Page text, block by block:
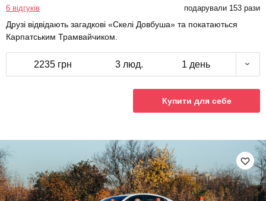
6 відгуків подарували 153 рази
Друзі відвідають загадкові «Скелі Довбуша» та покатаються
Карпатським Трамвайчиком.
2235 грн 3 люд. 1 день
Купити для себе